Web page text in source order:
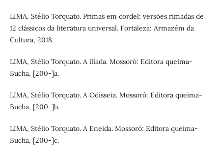
LIMA, Stélio Torquato. Primas em cordel: versões rimadas de
12 clássicos da literatura universal. Fortaleza: Armazém da
Cultura, 2018.
LIMA, Stélio Torquato. A ilíada. Mossoró: Editora queima-
Bucha, [200-]a.
LIMA, Stélio Torquato. A Odisseia. Mossoró: Editora queima-
Bucha, [200-]b.
LIMA, Stélio Torquato. A Eneida. Mossoró: Editora queima-
Bucha, [200-]c.